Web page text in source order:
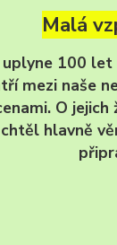
Malá
100 let
mezi naše
O
hlavně